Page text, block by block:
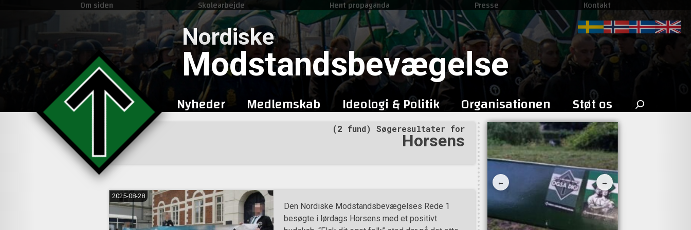
Skip
to
content
Om siden Skolearbejde Hent propaganda Presse Kontakt
Nordiske
Modstandsbevægelse
Nyheder Medlemskab Ideologi & Politik Organisationen Støt os Search
for:
(2 fund) Søgeresultater for
Horsens
2025-08-28
Den Nordiske Modstandsbevægelses Rede 1
besøgte i lørdags Horsens med et positivt
← →